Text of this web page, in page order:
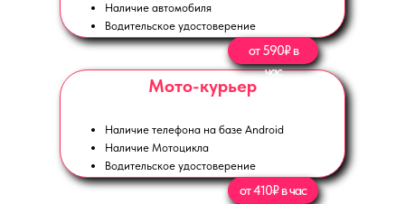
Мото-курьер
Наличие телефона на базе Android
Наличие Мотоцикла
Водительское удостоверение
Наличие автомобиля
Водительское удостоверение
от 410₽ в час
от 590₽ в
час